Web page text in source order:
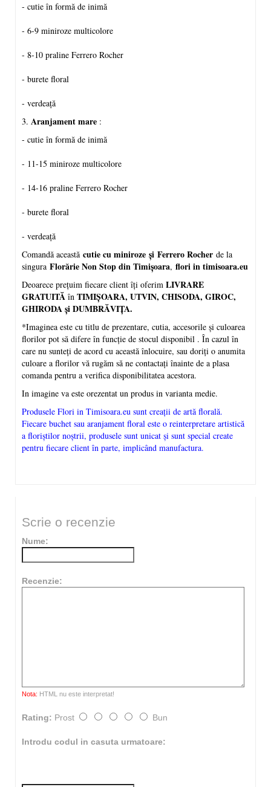
- cutie în formă de inimă
- 6-9 miniroze multicolore
- 8-10 praline Ferrero Rocher
- burete floral
- verdeață
3. Aranjament mare :
- cutie în formă de inimă
- 11-15 miniroze multicolore
- 14-16 praline Ferrero Rocher
- burete floral
- verdeață
Comandă această cutie cu miniroze și Ferrero Rocher de la
singura Florărie Non Stop din Timișoara, flori in timisoara.eu
Deoarece prețuim fiecare client îți oferim LIVRARE
GRATUITĂ în TIMIȘOARA, UTVIN, CHISODA, GIROC,
GHIRODA și DUMBRĂVIȚA.
*Imaginea este cu titlu de prezentare, cutia, accesorile și culoarea
florilor pot să difere în funcție de stocul disponibil . În cazul în
care nu sunteți de acord cu această înlocuire, sau doriți o anumita
culoare a florilor vă rugăm să ne contactați înainte de a plasa
comanda pentru a verifica disponibilitatea acestora.
In imagine va este orezentat un produs in varianta medie.
Produsele Flori in Timisoara.eu sunt creații de artă florală.
Fiecare buchet sau aranjament floral este o reinterpretare artistică
a floriștilor noștrii, produsele sunt unicat și sunt special create
pentru fiecare client în parte, implicând manufactura.
Scrie o recenzie
Nume:
Recenzie:
Nota: HTML nu este interpretat!
Rating: Prost Bun
Introdu codul in casuta urmatoare: